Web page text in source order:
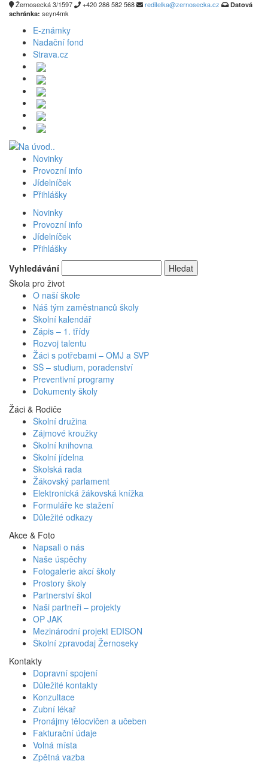
Žernosecká 3/1597 +420 286 582 568 reditelka@zernosecka.cz
Datová
schránka: seyn4mk
E-známky
Nadační fond
Strava.cz
Novinky
Provozní info
Jídelníček
Přihlášky
Novinky
Provozní info
Jídelníček
Přihlášky
Vyhledávání
Škola pro život
O naší škole
Náš tým zaměstnanců školy
Školní kalendář
Zápis – 1. třídy
Rozvoj talentu
Žáci s potřebami – OMJ a SVP
SŠ – studium, poradenství
Preventivní programy
Dokumenty školy
Žáci & Rodiče
Školní družina
Zájmové kroužky
Školní knihovna
Školní jídelna
Školská rada
Žákovský parlament
Elektronická žákovská knížka
Formuláře ke stažení
Důležité odkazy
Akce & Foto
Napsali o nás
Naše úspěchy
Fotogalerie akcí školy
Prostory školy
Partnerství škol
Naši partneři – projekty
OP JAK
Mezinárodní projekt EDISON
Školní zpravodaj Žernoseky
Kontakty
Dopravní spojení
Důležité kontakty
Konzultace
Zubní lékař
Pronájmy tělocvičen a učeben
Fakturační údaje
Volná místa
Zpětná vazba